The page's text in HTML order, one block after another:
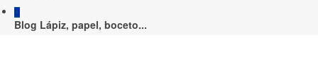
Blog Lápiz, papel, boceto...